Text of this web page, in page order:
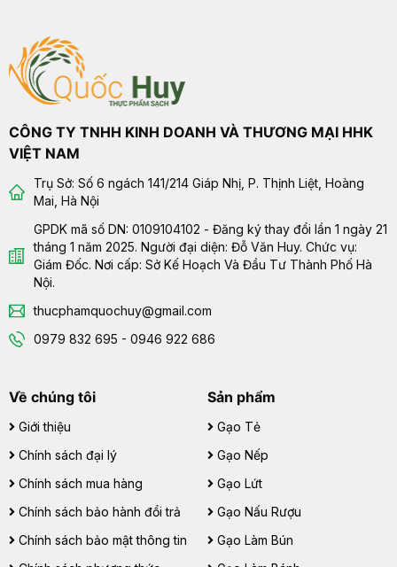
CÔNG TY TNHH KINH DOANH VÀ THƯƠNG MẠI HHK
VIỆT NAM
Trụ Sở: Số 6 ngách 141/214 Giáp Nhị, P. Thịnh Liệt, Hoàng
Mai, Hà Nội
GPDK mã số DN: 0109104102 - Đăng ký thay đổi lần 1 ngày 21
tháng 1 năm 2025. Người đại diện: Đỗ Văn Huy. Chức vụ:
Giám Đốc. Nơi cấp: Sở Kế Hoạch Và Đầu Tư Thành Phố Hà
Nội.
thucphamquochuy@gmail.com
0979 832 695 - 0946 922 686
Về chúng tôi
Giới thiệu
Chính sách đại lý
Chính sách mua hàng
Chính sách bảo hành đổi trả
Chính sách bảo mật thông tin
Sản phẩm
Gạo Tẻ
Gạo Nếp
Gạo Lứt
Gạo Nấu Rượu
Gạo Làm Bún